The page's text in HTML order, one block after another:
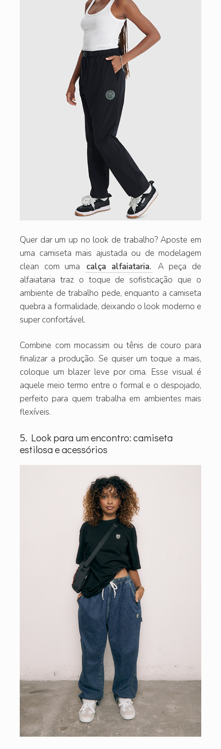
Quer dar um up no look de trabalho? Aposte em
uma camiseta mais ajustada ou de modelagem
clean com uma
calça alfaiataria.
A peça de
alfaiataria traz o toque de sofisticação que o
ambiente de trabalho pede, enquanto a camiseta
quebra a formalidade, deixando o look moderno e
super confortável.
Combine com mocassim ou tênis de couro para
finalizar a produção. Se quiser um toque a mais,
coloque um blazer leve por cima. Esse visual é
aquele meio termo entre o formal e o despojado,
perfeito para quem trabalha em ambientes mais
flexíveis.
5. Look para um encontro: camiseta
estilosa e acessórios